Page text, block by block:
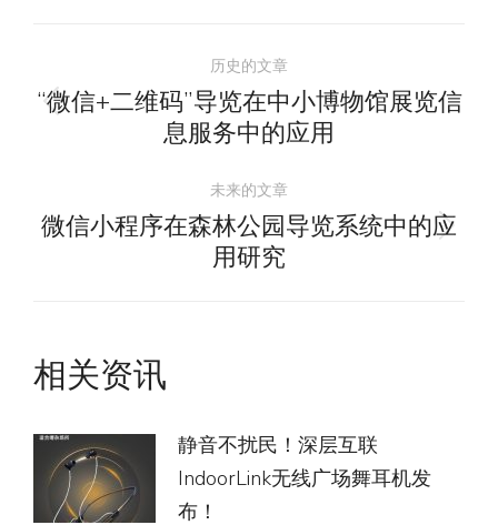
章
航
历史的文章
历
史
的
文
章：
“微信+二维码”导览在中小博物馆展览信
息服务中的应用
未来的文章
未
来
微信小程序在森林公园导览系统中的应
用研究
相关资讯
静音不扰民！深层互联
IndoorLink无线广场舞耳机发
布！